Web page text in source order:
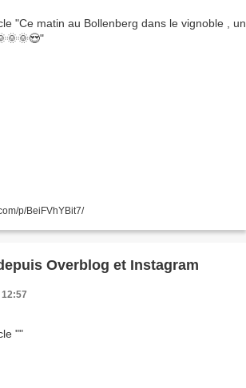
p/BeiFVhYBit7/
Article publié depuis Overblog et Instagram